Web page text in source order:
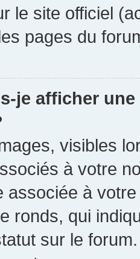
le site officiel
pages du
je afficher
visibles
à votre
associée à
ronds, qui
sur le